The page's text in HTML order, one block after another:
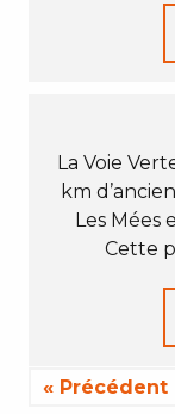
La Voie
km
Les Mées
Cette
« Précédent